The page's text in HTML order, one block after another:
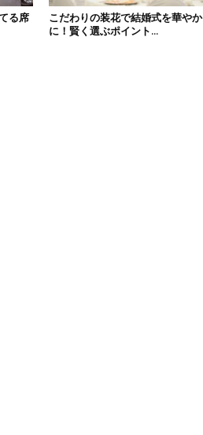
る席
こだわりの装花で結婚式を華やか
に！賢く選ぶポイント...